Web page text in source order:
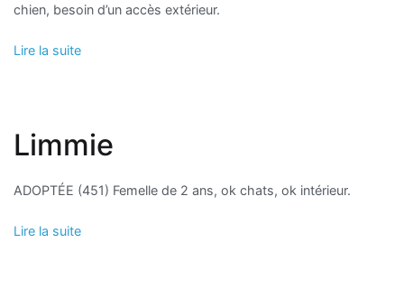
chien, besoin d’un accès extérieur.
Lire la suite
Limmie
ADOPTÉE (451) Femelle de 2 ans, ok chats, ok intérieur.
Lire la suite